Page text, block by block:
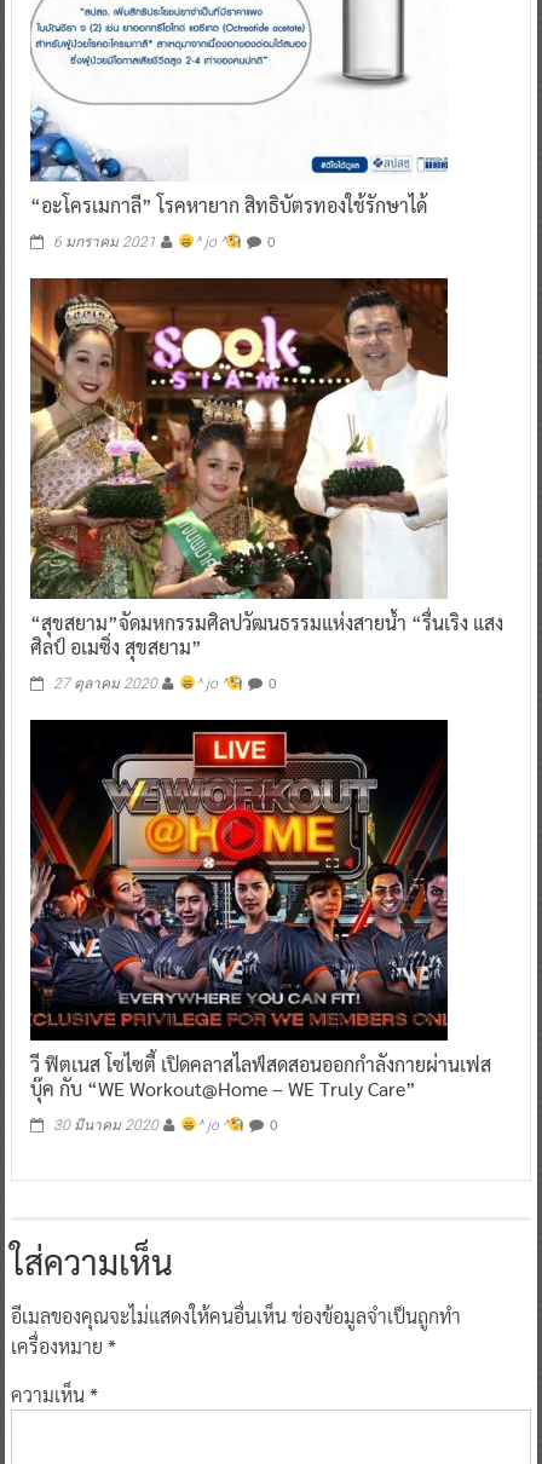
“อะโครเมกาลี” โรคหายาก สิทธิบัตรทองใช้รักษาได้
6 มกราคม 2021 ^ jo ^ 0
“สุขสยาม”จัดมหกรรมศิลปวัฒนธรรมแห่งสายน้ำ “รื่นเริง แสง
ศิลป์ อเมซิ่ง สุขสยาม”
27 ตุลาคม 2020 ^ jo ^ 0
วี ฟิตเนส โซไซตี้ เปิดคลาสไลฟ์สดสอนออกกำลังกายผ่านเฟส
บุ๊ค กับ “WE Workout@Home – WE Truly Care”
30 มีนาคม 2020 ^ jo ^ 0
ใส่ความเห็น
อีเมลของคุณจะไม่แสดงให้คนอื่นเห็นช่องข้อมูลจำเป็นถูกทำ
เครื่องหมาย *
ความเห็น*